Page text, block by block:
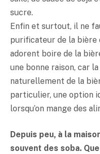
sucre.
Enfin et surtout, il ne
purificateur de la bière
adorent boire de la
une bonne raison, car
naturellement de la
particulier, une option
lorsqu’on mange des
Depuis peu, à la
souvent des soba.